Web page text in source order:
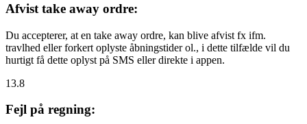
Afvist take away ordre:
Du accepterer, at en take away ordre, kan blive afvist fx ifm.
travlhed eller forkert oplyste åbningstider ol., i dette tilfælde vil du
hurtigt få dette oplyst på SMS eller direkte i appen.
13.8
Fejl på regning: